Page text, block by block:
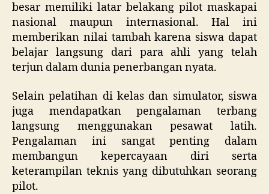
besar memiliki latar belakang pilot maskapai
nasional maupun internasional. Hal ini
memberikan nilai tambah karena siswa dapat
belajar langsung dari para ahli yang telah
terjun dalam dunia penerbangan nyata.
Selain pelatihan di kelas dan simulator, siswa
juga mendapatkan pengalaman terbang
langsung menggunakan pesawat latih.
Pengalaman ini sangat penting dalam
membangun kepercayaan diri serta
keterampilan teknis yang dibutuhkan seorang
pilot.